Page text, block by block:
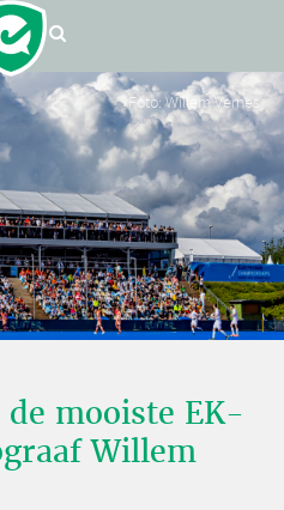
Foto: Willem Vernes
mooiste EK-
Willem